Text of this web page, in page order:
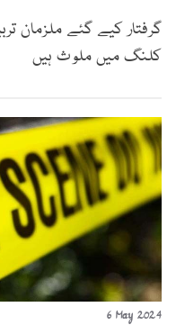
گرفتار کیے گئے ملزمان
کلنگ میں ملوث ہیں
6 May 2024